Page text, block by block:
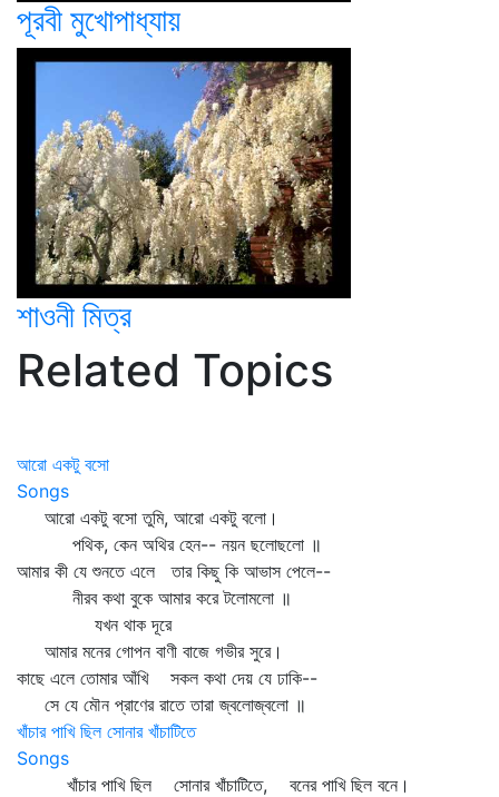
পূরবী মুখোপাধ্যায়
শাওনী মিত্র
Related Topics
আরো একটু বসো
Songs
আরো একটু বসো তুমি, আরো একটু বলো।
পথিক, কেন অথির হেন-- নয়ন ছলোছলো ॥
আমার কী যে শুনতে এলে তার কিছু কি আভাস পেলে--
নীরব কথা বুকে আমার করে টলোমলো ॥
যখন থাক দূরে
আমার মনের গোপন বাণী বাজে গভীর সুরে।
কাছে এলে তোমার আঁখি সকল কথা দেয় যে ঢাকি--
সে যে মৌন প্রাণের রাতে তারা জ্বলোজ্বলো ॥
খাঁচার পাখি ছিল সোনার খাঁচাটিতে
Songs
খাঁচার পাখি ছিল সোনার খাঁচাটিতে, বনের পাখি ছিল বনে।